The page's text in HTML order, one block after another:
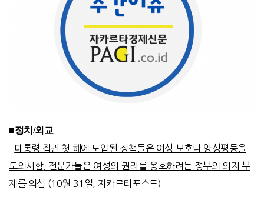
■정치/외교
- 대통령 집권 첫 해에 도입된 정책들은 여성 보호나 양성평등을
도외시함. 전문가들은 여성의 권리를 옹호하려는 정부의 의지 부
재를 의심 (10월 31 일 자카르타포스트)